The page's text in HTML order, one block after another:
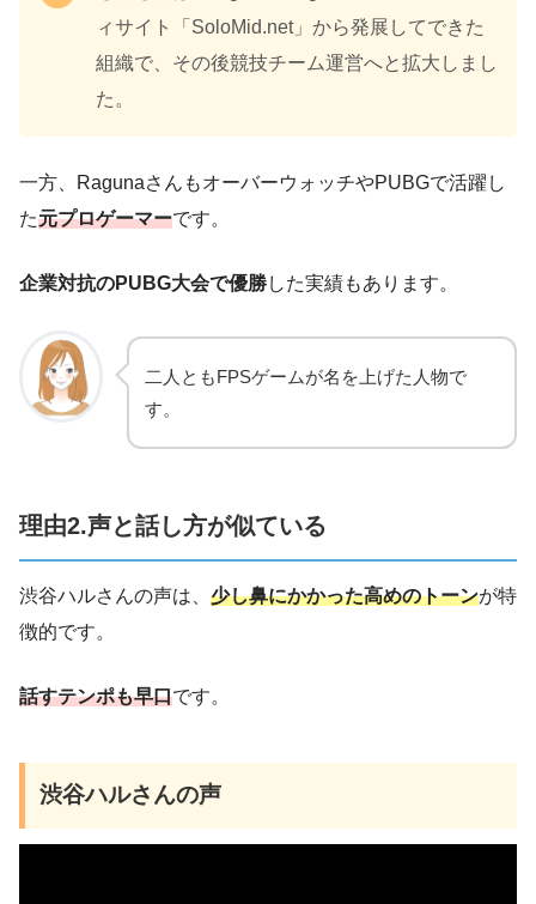
ィサイト「SoloMid.net」から発展してできた
組織で、その後競技チーム運営へと拡大しまし
た。
一方、RagunaさんもオーバーウォッチやPUBGで活躍し
た元プロゲーマーです。
企業対抗のPUBG大会で優勝した実績もあります。
二人ともFPSゲームが名を上げた人物で
す。
理由2.声と話し方が似ている
渋谷ハルさんの声は、 少し鼻にかかった高めのトーンが特
徴的です。
話すテンポも早口です。
渋谷ハルさんの声